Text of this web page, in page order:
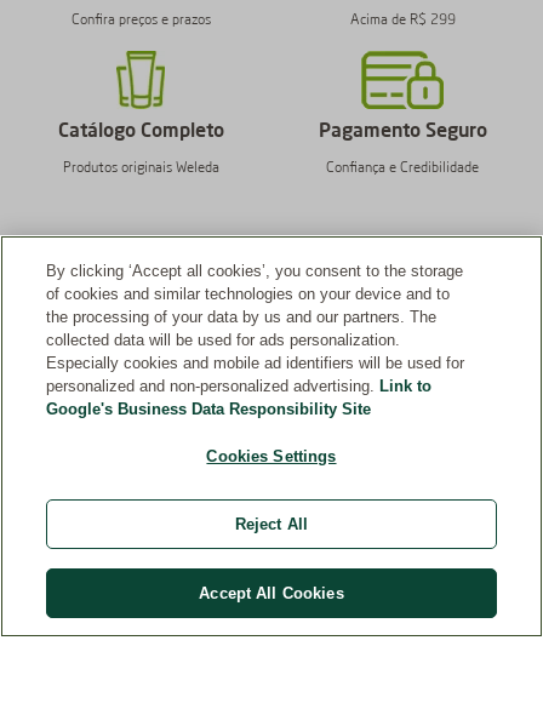
Confira preços e prazos Acima de R$ 299
Catálogo Completo
Produtos originais Weleda
Pagamento Seguro
Confiança e Credibilidade
Clique no logotipo para mais detalhes
By clicking ‘Accept all cookies’, you consent to the storage
of cookies and similar technologies on your device and to
the processing of your data by us and our partners. The
collected data will be used for ads personalization.
Especially cookies and mobile ad identifiers will be used for
personalized and non-personalized advertising. Link to
Google's Business Data Responsibility Site
Cookies Settings
Reject All
Accept All Cookies